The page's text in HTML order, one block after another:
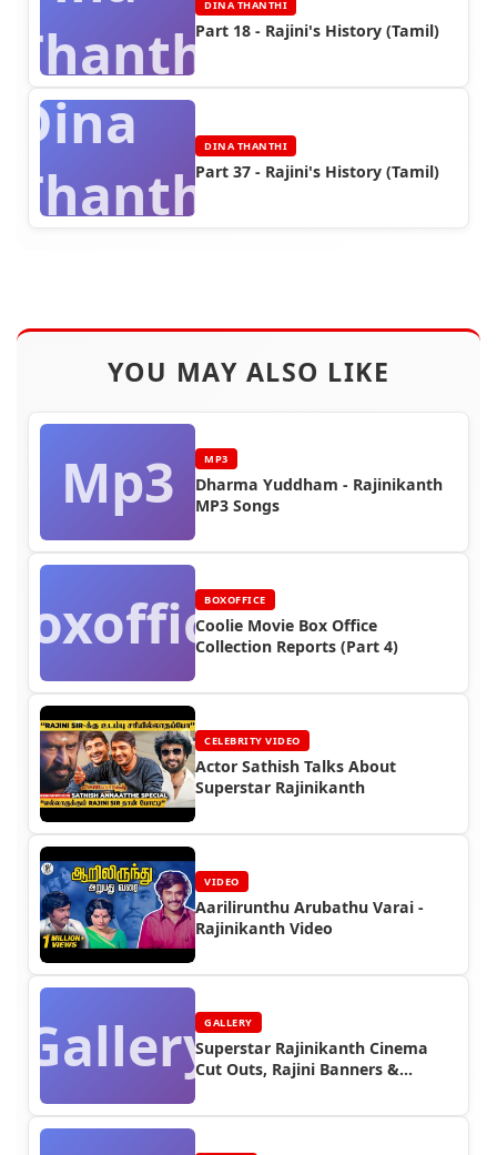
Thanthi
DINA THANTHI
Part 18 - Rajini's History (Tamil)
Dina
Thanthi
DINA THANTHI
Part 37 - Rajini's History (Tamil)
YOU MAY ALSO LIKE
Mp3 MP3
Dharma Yuddham - Rajinikanth
MP3 Songs
BOXOFFICE
Coolie Movie Box Office
Collection Reports (Part 4)
CELEBRITY VIDEO
Actor Sathish Talks About
Superstar Rajinikanth
VIDEO
Aarilirunthu Arubathu Varai -
Rajinikanth Video
GalleryGALLERY
Superstar Rajinikanth Cinema
Cut Outs, Rajini Banners &